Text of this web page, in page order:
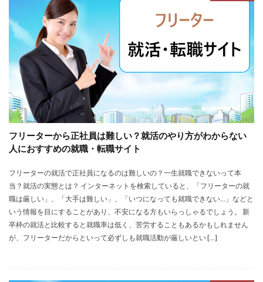
フリーターから正社員は難しい？就活のやり方がわからない
人におすすめの就職・転職サイト
フリーターの就活で正社員になるのは難しいの？一生就職できないって本
当？就活の実態とは？ インターネットを検索していると、「フリーターの就
職は厳しい」、「大手は難しい」、「いつになっても就職できない…」などと
いう情報を目にすることがあり、不安になる方もいらっしゃるでしょう。 新
卒枠の就活と比較すると就職率は低く、苦労することもあるかもしれません
が、フリーターだからといって必ずしも就職活動が厳しいとい […]
スカウトサイト
スーツ
しんどい
シンクトワイス
ジョブラス
ジョブティービー
ジョブスプリング
システムエンジニア
ジェイック
テストセンター
どこから
ボロボロ
ブラック入ってはいけない
ボーナス込み
ポート株式会社
ベンチャー企業
ベクトル
ペースボックス
プログラミング
プログラマー
フリナビ
フリーター
ビズリーチ・キャンパス
バレない
ハタラクティブ
ネオキャリア
ニート
どんな性格の人
どんな仕事が向いている
とりあえず
どっち
高卒